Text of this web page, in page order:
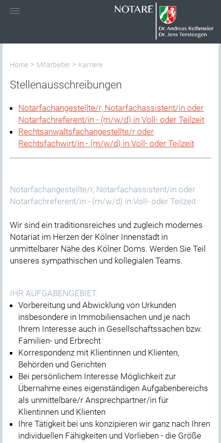
Home > Mitarbeiter > Karriere
Stellenausschreibungen
Notarfachangestellte/r, Notarfachassistent/in oder
Notarfachreferent/in - (m/w/d) in Voll- oder Teilzeit
Rechtsanwaltsfachangestellte/r oder
Rechtsfachwirt/in - (m/w/d) in Voll- oder Teilzeit
Notarfachangestellte/r, Notarfachassistent/in oder
Notarfachreferent/in - (m/w/d) in Voll- oder Teilzeit
Wir sind ein traditionsreiches und zugleich modernes
Notariat im Herzen der Kölner Innenstadt in
unmittelbarer Nähe des Kölner Doms. Werden Sie Teil
unseres sympathischen und kollegialen Teams.
IHR AUFGABENGEBIET
Vorbereitung und Abwicklung von Urkunden
insbesondere in Immobiliensachen und je nach
Ihrem Interesse auch in Gesellschaftssachen bzw.
Familien- und Erbrecht
Korrespondenz mit Klientinnen und Klienten,
Behörden und Gerichten
Bei persönlichem Interesse Möglichkeit zur
Übernahme eines eigenständigen Aufgabenbereichs
als unmittelbare/r Ansprechpartner/in für
Klientinnen und Klienten
Ihre Tätigkeit bei uns konzipieren wir ganz nach Ihren
individuellen Fähigkeiten und Vorlieben - die Größe